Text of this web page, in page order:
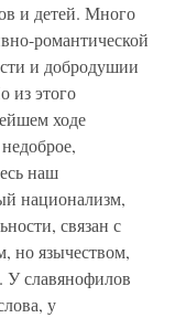
и детей. Много
романтической
и добродушии
из этого
ходе
наш
национализм,
связан с
но язычеством,
славянофилов
у